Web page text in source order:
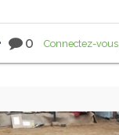
0 Connectez-vous